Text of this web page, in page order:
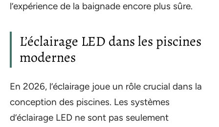
l’expérience de la baignade encore plus sûre.
L’éclairage LED dans les piscines
modernes
En 2026, l’éclairage joue un rôle crucial dans la
conception des piscines. Les systèmes
d’éclairage LED ne sont pas seulement